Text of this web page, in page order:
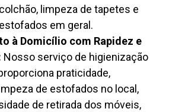
limpeza de tapetes e
em geral.
à Domicílio com Rapidez e
Nosso serviço de higienização
praticidade,
de estofados no local,
de retirada dos móveis,